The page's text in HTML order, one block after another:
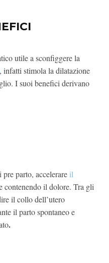
utile a sconfiggere la
, infatti stimola la dilatazione
I suoi benefici derivano
parto, accelerare il
contenendo il dolore. Tra gli
il collo dell’utero
il parto spontaneo e
.